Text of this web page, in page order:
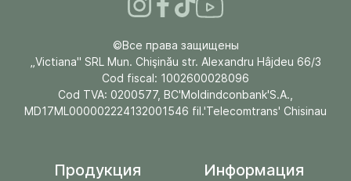
©Все права защищены
„Victiana" SRL Mun. Chişinău str. Alexandru Hâjdeu 66/3
Cod fiscal: 1002600028096
Cod TVA: 0200577, BC'Moldindconbank'S.A.,
MD17ML000002224132001546 fil.'Telecomtrans' Chisinau
Продукция Информация